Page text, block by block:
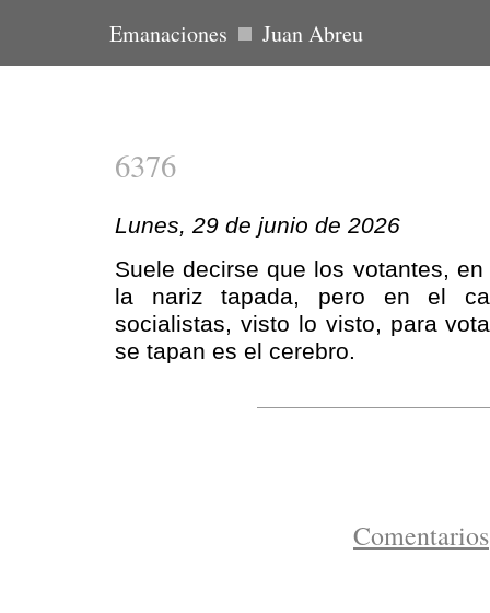
Emanaciones Juan Abreu
6376
Lunes, 29 de junio de 2026
Suele decirse que los votantes,
la nariz tapada, pero en el
socialistas, visto lo visto, para
se tapan es el cerebro.
Comentarios